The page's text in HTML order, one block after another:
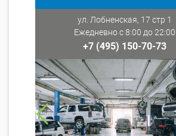
ул. Лобненская, 17 стр 1
Ежедневно с 8:00 до 22:00
+7 (495) 150-70-73